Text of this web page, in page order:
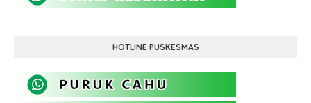
HOTLINE PUSKESMAS